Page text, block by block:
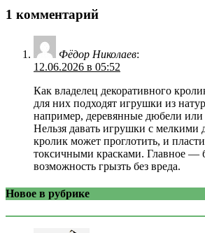
1 комментарий
Фёдор Николаев:
12.06.2026 в 05:52
Как владелец декоративного
для них подходят игрушки из
например, деревянные дюбели или
Нельзя давать игрушки с мелкими
кролик может проглотить, и
токсичными красками. Главное —
возможность грызть без вреда.
Новое в рубрике